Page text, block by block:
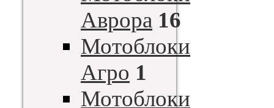
Аврора 16
Мотоблоки
Агро 1
Мотоблоки